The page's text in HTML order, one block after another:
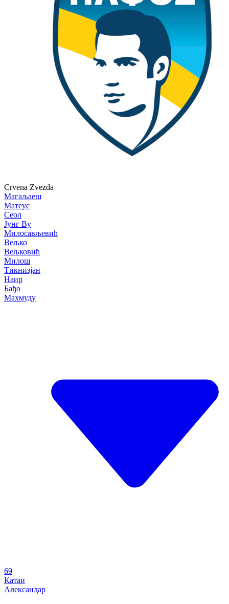
Crvena Zvezda
Магаљаеш
Матеус
Сеол
Јунг Ву
Милосављевић
Вељко
Вељковић
Милош
Тикнизјан
Наир
Бађо
Махмуду
69
Катаи
Александар